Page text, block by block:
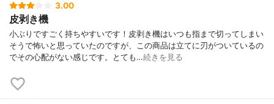
3.00
皮剥き機
小ぶりですごく持ちやすいです！皮剥き機はいつも指まで切ってしまい
そうで怖いと思っていたのですが、この商品は立てに刃がついているの
でその心配がない感じです。とても…続きを見る